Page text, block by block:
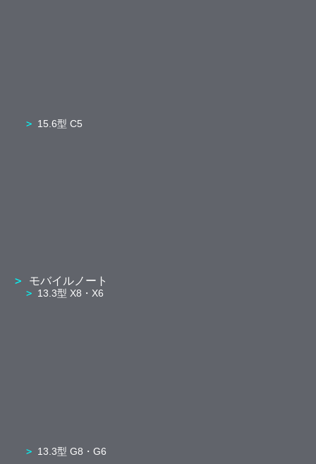
15.6型 C5
モバイルノート
13.3型 X8・X6
13.3型 G8・G6